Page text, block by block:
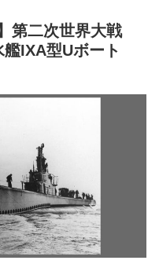
第二次世界大戦
IXA型Uボート